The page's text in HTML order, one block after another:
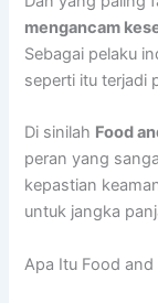
mengancam
Sebagai pelaku
seperti itu terjadi
Di sinilah Food
peran yang
kepastian
untuk jangka
Apa Itu Food